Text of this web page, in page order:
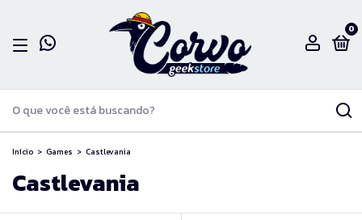
0
Início > Games > Castlevania
Castlevania